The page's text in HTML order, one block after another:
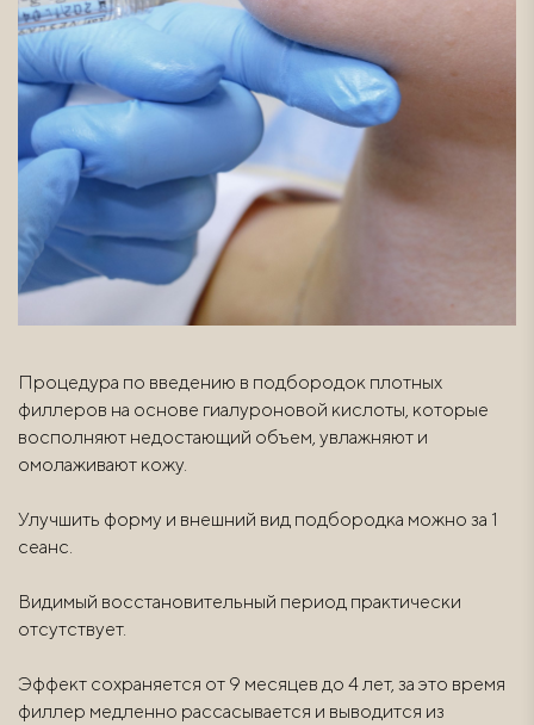
Процедура по введению в подбородок плотных
филлеров на основе гиалуроновой кислоты, которые
восполняют недостающий объем, увлажняют и
омолаживают кожу.
Улучшить форму и внешний вид подбородка можно за 1
сеанс.
Видимый восстановительный период практически
отсутствует.
Эффект сохраняется от 9 месяцев до 4 лет, за это время
филлер медленно рассасывается и выводится из